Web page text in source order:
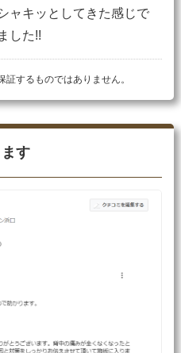
ャキッとしてきた感じで
した!!
するものではありません。
す